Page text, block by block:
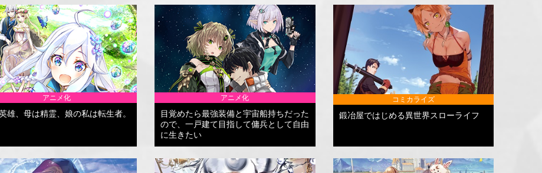
アニメ化
雄、母は精霊、娘の私は転生者。
アニメ化
目覚めたら最強装備と宇宙船持ちだった
ので、一戸建て目指して傭兵として自由
に生きたい
コミカライズ
鍛冶屋ではじめる異世界スローライフ